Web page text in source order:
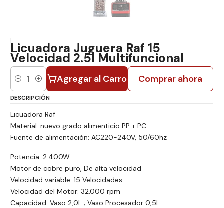
|Licuadora Juguera Raf 15
Velocidad 2.5l Multifuncional
Cantidad Agregar al Carro Comprar ahora
DESCRIPCIÓN
Licuadora Raf
Material: nuevo grado alimenticio PP + PC
Fuente de alimentación: AC220-240V, 50/60hz
Potencia: 2.400W
Motor de cobre puro, De alta velocidad
Velocidad variable: 15 Velocidades
Velocidad del Motor: 32.000 rpm
Capacidad: Vaso 2,0L ; Vaso Procesador 0,5L